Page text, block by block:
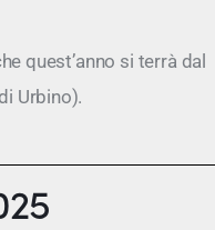
quest’anno si terrà dal
Urbino).